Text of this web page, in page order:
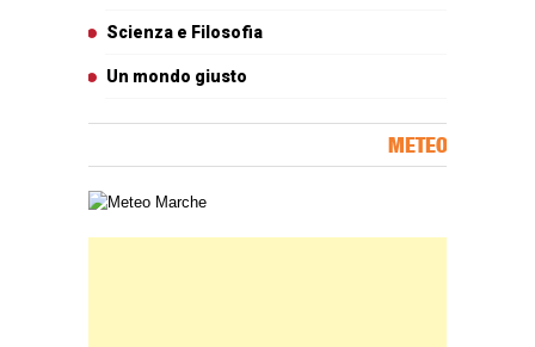
Scienza e Filosofia
Un mondo giusto
METEO
Carta meteorologica delle Marche